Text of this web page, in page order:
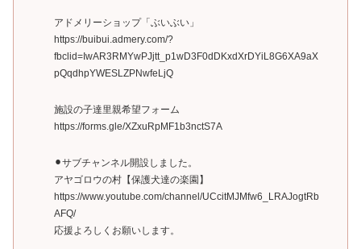
アドメリーショップ「ぶいぶい」
https://buibui.admery.com/?
fbclid=IwAR3RMYwPJjtt_p1wD3F0dDKxdXrDYiL8G6XA9aX
pQqdhpYWESLZPNwfeLjQ
施設の子達里親希望フォーム
https://forms.gle/XZxuRpMF1b3nctS7A
⚫︎サブチャンネル開設しました。
アヤゴロウの村【保護犬達の楽園】
https://www.youtube.com/channel/UCcitMJMfw6_LRAJogtRb
AFQ/
応援よろしくお願いします。